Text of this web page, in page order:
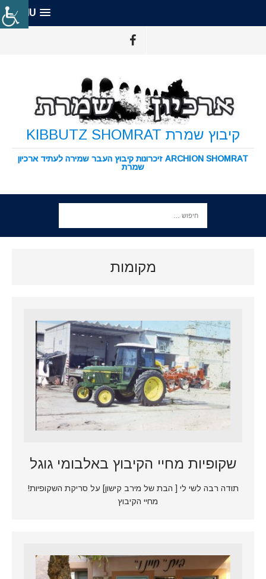
MENU
קיבוץ שמרת KIBBUTZ SHOMRAT
ARCHION SHOMRAT זיכרונות קיבוץ העבר שמירה לעתיד ארכיון
שמרת
מקומות
שקופיות מחיי הקיבוץ באלבומי גוגל
תודה רבה לשי לי [ הבת של מירב קישון] על סריקת השקופיות!
מחיי הקיבוץ